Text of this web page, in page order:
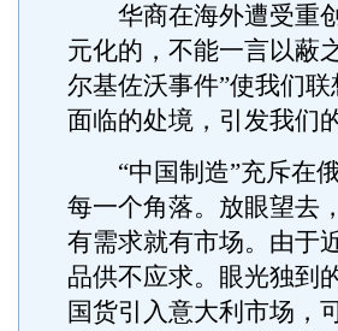
华商在海外遭受重创
元化的，不能一言以蔽
尔基佐沃事件”使我们
面临的处境，引发我们
“中国制造”充斥在俄
每一个角落。放眼望去
有需求就有市场。由于
品供不应求。眼光独到
国货引入意大利市场，